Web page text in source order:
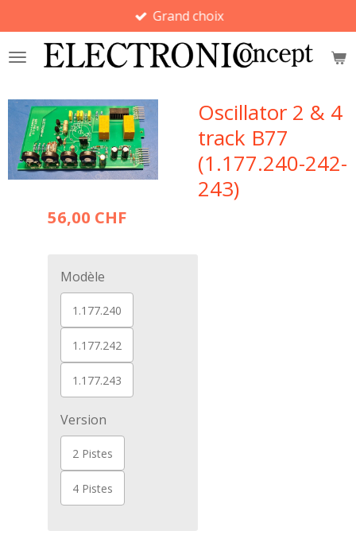
au
contenu
Grand choix
Oscillator 2 & 4
track B77
(1.177.240-242-
243)
56,00 CHF
Modèle
1.177.240
1.177.242
1.177.243
Version
2 Pistes
4 Pistes